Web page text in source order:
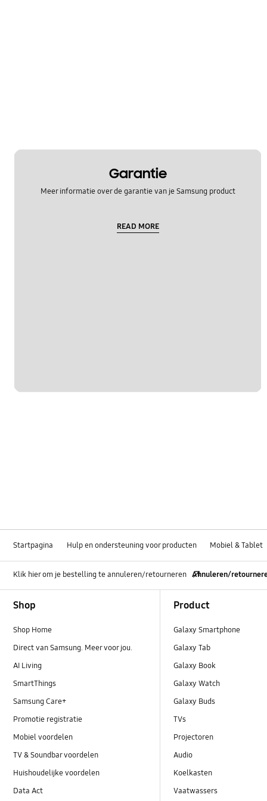
Garantie
Meer informatie over de garantie van je Samsung product
READ MORE
Startpagina Hulp en ondersteuning voor producten Mobiel & Tablet
Klik hier om je bestelling te annuleren/retourneren Annuleren/
Shop
Shop Home
Direct van Samsung. Meer voor jou.
AI Living
SmartThings
Samsung Care+
Promotie registratie
Mobiel voordelen
TV & Soundbar voordelen
Huishoudelijke voordelen
Data Act
Product
Galaxy Smartphone
Galaxy Tab
Galaxy Book
Galaxy Watch
Galaxy Buds
TVs
Projectoren
Audio
Koelkasten
Vaatwassers